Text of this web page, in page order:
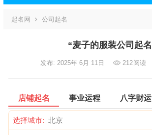
起名网 公司起名
“麦子的服装公司起名
发布: 2025年 6月 11日 212阅读
店铺起名 事业运程 八字财运
选择城市: